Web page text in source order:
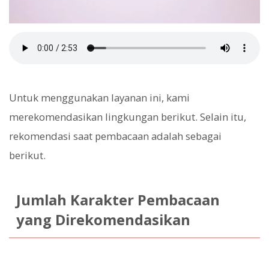
Untuk menggunakan layanan ini, kami
merekomendasikan lingkungan berikut. Selain itu,
rekomendasi saat pembacaan adalah sebagai
berikut.
Jumlah Karakter Pembacaan
yang Direkomendasikan